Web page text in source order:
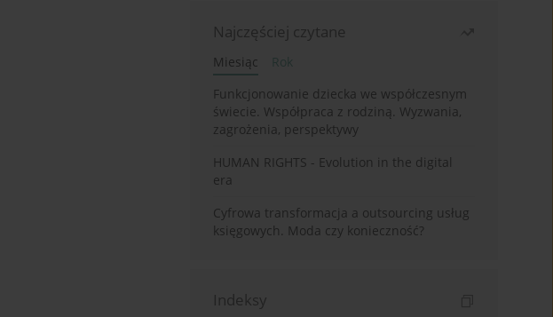
Najczęściej czytane
Miesiąc
Rok
Funkcjonowanie dziecka we współczesnym
świecie. Współpraca z rodziną. Wyzwania,
zagrożenia, perspektywy
HUMAN RIGHTS - Evolution in the digital
era
Cyfrowa transformacja a outsourcing usług
księgowych. Moda czy konieczność?
Indeksy